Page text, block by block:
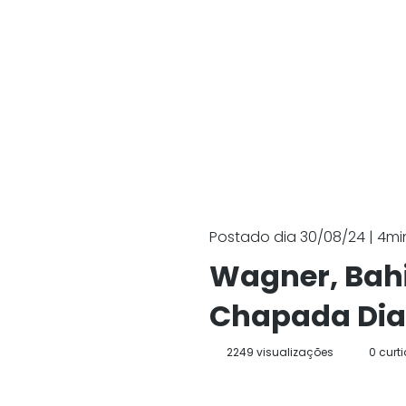
Postado dia 30/08/24 |
Wagner,
Chapada
0
2249 visualizações